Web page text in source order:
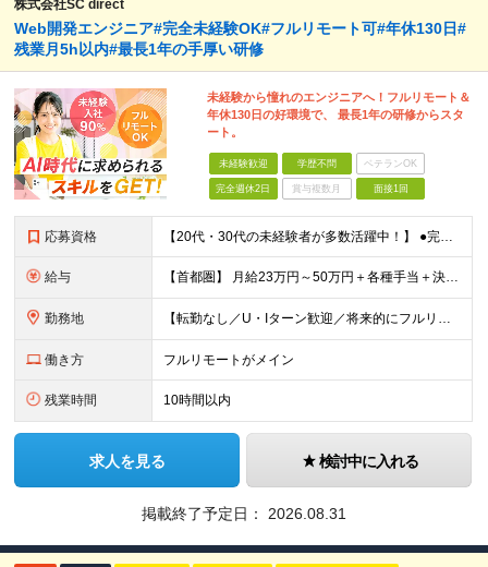
株式会社SC direct
Web開発エンジニア#完全未経験OK#フルリモート可#年休130日#
残業月5h以内#最長1年の手厚い研修
未経験から憧れのエンジニアへ！フルリモート＆
年休130日の好環境で、 最長1年の研修からスタ
ート。
未経験歓迎 学歴不問 ベテランOK
完全週休2日 賞与複数月 面接1回
応募資格 【20代・30代の未経験者が多数活躍中！】 ●完全未経験、第二新卒、既卒、フリーターの方大歓迎！ ●学歴・職歴・転職回数・ブランク一切不問 ※34歳までの方（若年層の長期キャリア形成を図るため） ★
給与 【首都圏】 月給23万円～50万円＋各種手当＋決算賞与 【大阪】 月給22万円～50万円＋各種手当＋決算賞与 【愛知】 月給21.5万円～50万円＋各種手当＋決算賞与 【福岡・宮城】 月給20万
勤務地 【転勤なし／U・Iターン歓迎／将来的にフルリモートOK】 本社（新宿区）、大阪支店、名古屋支店または東京都・神奈川県・千葉県・埼玉県・愛知県・大阪府・福岡県をはじめ、全国のプロジェクト先 ※ご希望を
働き方 フルリモートがメイン
残業時間 10時間以内
求人を見る 検討中に入れる
掲載終了予定日： 2026.08.31